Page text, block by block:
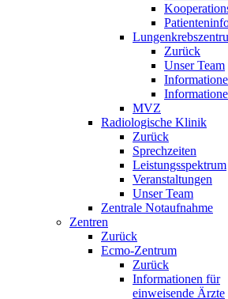
Zurück
Unser Team
MVZ
Radiologische Klinik
Zurück
Sprechzeiten
Leistungsspektrum
Veranstaltungen
Unser Team
Zentrale Notaufnahme
Zentren
Zurück
Ecmo-Zentrum
Zurück
Informationen für
einweisende Ärzte